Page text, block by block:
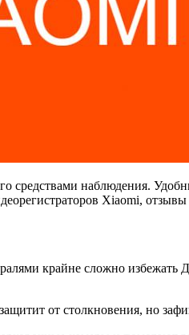
средствами наблюдения.
Xiaomi,
крайне сложно
от столкновения, но